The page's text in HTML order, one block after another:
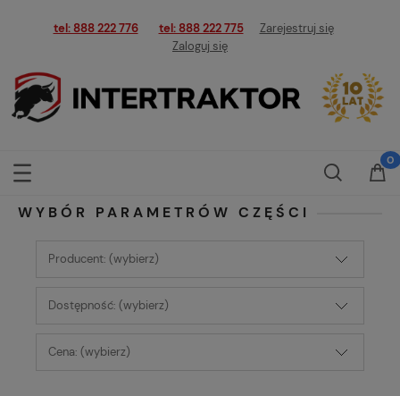
tel: 888 222 776 tel: 888 222 775
Zarejestruj się
Zaloguj się
WYBÓR PARAMETRÓW CZĘŚCI
Producent: (wybierz)
Dostępność: (wybierz)
Cena: (wybierz)